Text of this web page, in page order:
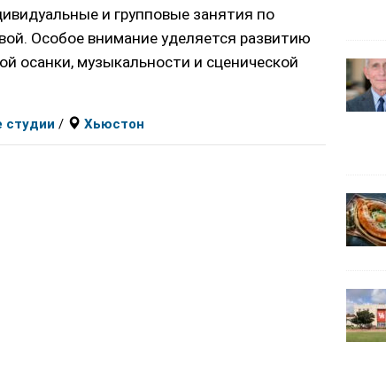
и групповые занятия по
Особое внимание уделяется развитию
осанки, музыкальности и сценической
студии / Хьюстон